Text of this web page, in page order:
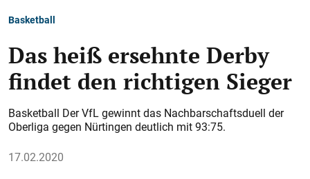
Basketball
Das heiß ersehnte Derby
findet den richtigen Sieger
Basketball Der VfL gewinnt das Nachbarschaftsduell der
Oberliga gegen Nürtingen deutlich mit 93:75.
17.02.2020